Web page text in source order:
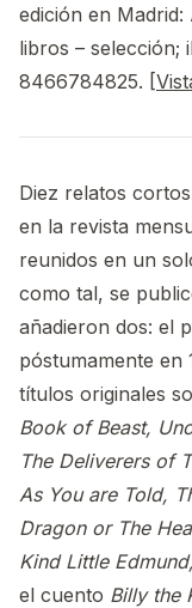
edición en
libros – selección;
8466784825. [
Diez relatos
en la revista
reunidos en un
como tal, se
añadieron dos: el
póstumamente en
títulos originales
Book of Beast,
The Deliverers of
As You are Told,
Dragon or The
Kind Little
el cuento Billy the